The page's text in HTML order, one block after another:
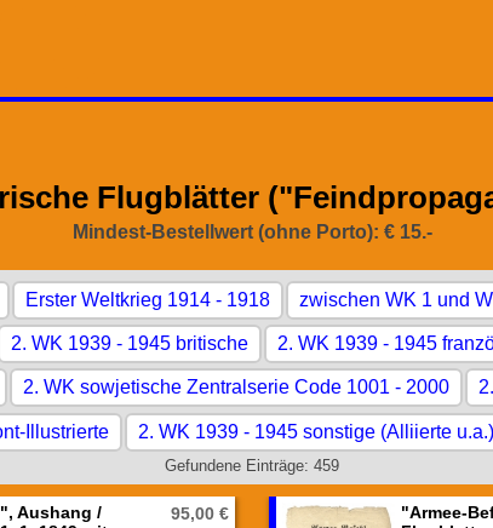
Flugblätter
Mindest-Bestellwert (ohne Porto): € 15.-
Erster Weltkrieg 1914 - 1918 zwischen WK 1 und
2. WK 1939 - 1945 britische 2. WK 1939 - 1945
2. WK sowjetische Zentralserie Code 1001 - 2000
Illustrierte 2. WK 1939 - 1945 sonstige (Alliierte u.a.)
Gefundene Einträge: 459
95,00 €
Aushang /
"Armee-